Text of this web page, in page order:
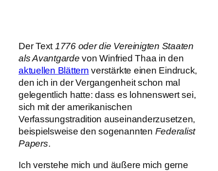
Der Text1776 oder die Vereinigten Staaten
als Avantgarde von Winfried Thaa in den
aktuellen Blättern verstärkte einen Eindruck,
den ich in der Vergangenheit schon mal
gelegentlich hatte: dass es lohnenswert sei,
sich mit der amerikanischen
Verfassungstradition auseinanderzusetzen,
beispielsweise den sogenannten Federalist
Papers.
Ich verstehe mich und äußere mich gerne